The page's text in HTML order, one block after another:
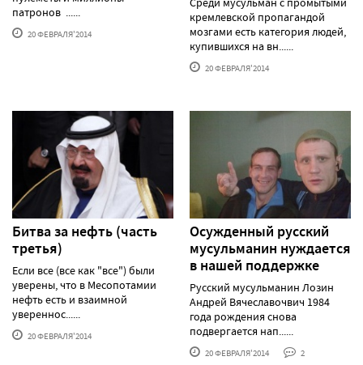
патронов ......
20 ФЕВРАЛЯ'2014
кремлевской пропагандой
мозгами есть категория людей,
купившихся на вн......
20 ФЕВРАЛЯ'2014
Битва за нефть (часть
третья)
Если все (все как "все") были
уверены, что в Месопотамии
нефть есть и взаимной
увереннос......
20 ФЕВРАЛЯ'2014
Осужденный русский
мусульманин нуждается
в нашей поддержке
Русский мусульманин Лозин
Андрей Вячеславочвич 1984
года рождения снова
подвергается нап......
20 ФЕВРАЛЯ'2014 2